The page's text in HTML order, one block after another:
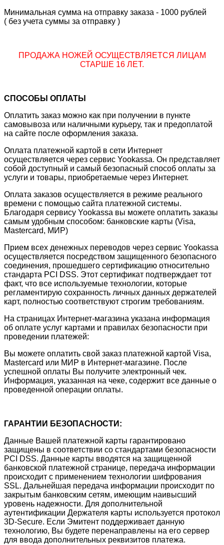
Минимальная сумма на отправку заказа - 1000 рублей
( без учета суммы за отправку )
ПРОДАЖА НОЖЕЙ ОСУЩЕСТВЛЯЕТСЯ ЛИЦАМ
СТАРШЕ 16 ЛЕТ.
СПОСОБЫ ОПЛАТЫ
Оплатить заказ можно как при получении в пункте
самовывоза или наличными курьеру, так и предоплатой
на сайте после оформления заказа.
Оплата платежной картой в сети Интернет
осуществляется через сервис Yookassa. Он представляет
собой доступный и самый безопасный способ оплаты за
услуги и товары, приобретаемые через Интернет.
Оплата заказов осуществляется в режиме реального
времени с помощью сайта платежной системы.
Благодаря сервису Yookassa вы можете оплатить заказы
самым удобным способом: банковские карты (Visa,
Mastercard, МИР)
Прием всех денежных переводов через сервис Yookassa
осуществляется посредством защищенного безопасного
соединения, прошедшего сертификацию относительно
стандарта PCI DSS. Этот сертификат подтверждает тот
факт, что все используемые технологии, которые
регламентирую сохранность личных данных держателей
карт, полностью соответствуют строгим требованиям.
На страницах Интернет-магазина указана информация
об оплате услуг картами и правилах безопасности при
проведении платежей:
Вы можете оплатить свой заказ платежной картой Visa,
Mastercard или МИР в Интернет-магазине. После
успешной оплаты Вы получите электронный чек.
Информация, указанная на чеке, содержит все данные о
проведенной операции оплаты.
ГАРАНТИИ БЕЗОПАСНОСТИ:
Данные Вашей платежной карты гарантировано
защищены в соответствии со стандартами безопасности
PCI DSS. Данные карты вводятся на защищенной
банковской платежной странице, передача информации
происходит с применением технологии шифрования
SSL. Дальнейшая передача информации происходит по
закрытым банковским сетям, имеющим наивысший
уровень надежности. Для дополнительной
аутентификации Держателя карты используется протокол
3D-Secure. Если Эмитент поддерживает данную
технологию, Вы будете перенаправлены на его сервер
для ввода дополнительных реквизитов платежа.